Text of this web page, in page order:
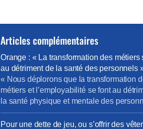
Articles complémentaires
Orange : « La transformation des métiers
au détriment de la santé des personnels
CGC) – News tank RH Management
« Nous déplorons que la transformation
métiers et l’employabilité se font au
la santé physique et mentale des
Même si 81 % des formations portent sur
compétences métier, force est de
Pour une dette de jeu, ou s’offrir des